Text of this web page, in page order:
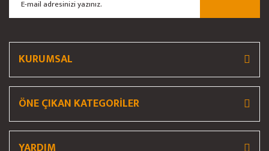
Ürün bilgilerinde hatalar bulunuyor.
Ürün fiyatı diğer sitelerden daha pahalı.
KURUMSAL
ÖNE ÇIKAN KATEGORİLER